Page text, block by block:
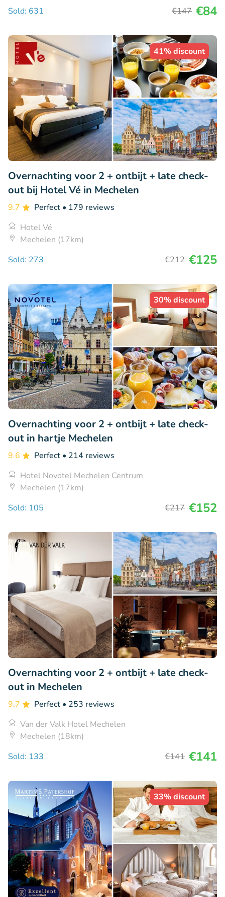
Sold: 631
€147 €84
41% discount
Overnachting voor 2 + ontbijt + late check-
out bij Hotel Vé in Mechelen
9.7 Perfect • 179 reviews
Hotel Vé
Mechelen (17km)
Sold: 273
€212 €125
30% discount
Overnachting voor 2 + ontbijt + late check-
out in hartje Mechelen
9.6 Perfect • 214 reviews
Hotel Novotel Mechelen Centrum
Mechelen (17km)
Sold: 105
€217 €152
Overnachting voor 2 + ontbijt + late check-
out in Mechelen
9.7 Perfect • 253 reviews
Van der Valk Hotel Mechelen
Mechelen (18km)
Sold: 133
€141 €141
33% discount